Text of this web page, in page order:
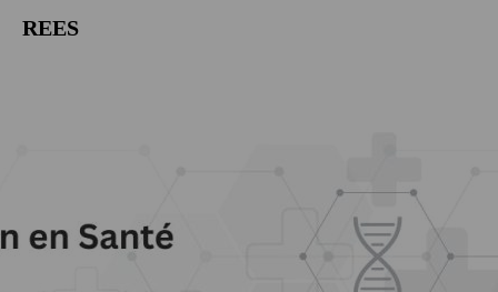
REES
Nos Travaux
Contactez-nous